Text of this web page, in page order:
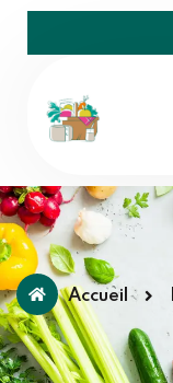
Accueil